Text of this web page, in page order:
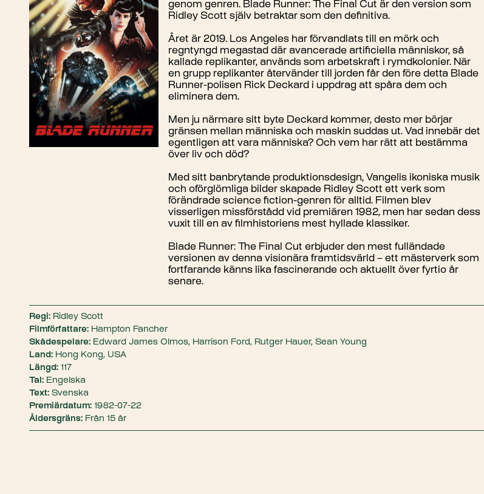
genom genren. Blade Runner: The Final Cut är den version som
Ridley Scott själv betraktar som den definitiva.
Året är 2019. Los Angeles har förvandlats till en mörk och
regntyngd megastad där avancerade artificiella människor, så
kallade replikanter, används som arbetskraft i rymdkolonier. När
en grupp replikanter återvänder till jorden får den före detta Blade
Runner-polisen Rick Deckard i uppdrag att spåra dem och
eliminera dem.
Men ju närmare sitt byte Deckard kommer, desto mer börjar
gränsen mellan människa och maskin suddas ut. Vad innebär det
egentligen att vara människa? Och vem har rätt att bestämma
över liv och död?
Med sitt banbrytande produktionsdesign, Vangelis ikoniska musik
och oförglömliga bilder skapade Ridley Scott ett verk som
förändrade science fiction-genren för alltid. Filmen blev
visserligen missförstådd vid premiären 1982, men har sedan dess
vuxit till en av filmhistoriens mest hyllade klassiker.
Blade Runner: The Final Cut erbjuder den mest fulländade
versionen av denna visionära framtidsvärld – ett mästerverk som
fortfarande känns lika fascinerande och aktuellt över fyrtio år
senare.
Regi: Ridley Scott
Filmförfattare: Hampton Fancher
Skådespelare: Edward James Olmos, Harrison Ford, Rutger Hauer, Sean Young
Land: Hong Kong, USA
Längd: 117
Tal: Engelska
Text: Svenska
Premiärdatum: 1982-07-22
Åldersgräns: Från 15 år